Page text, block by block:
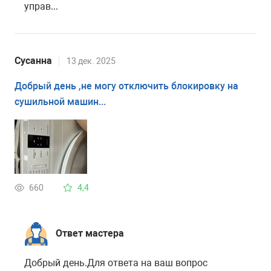
управ...
Сусанна 13 дек. 2025
Добрый день ,не могу отключить блокировку на
сушильной машин...
660 4,4
Ответ мастера
Добрый день.Для ответа на ваш вопрос